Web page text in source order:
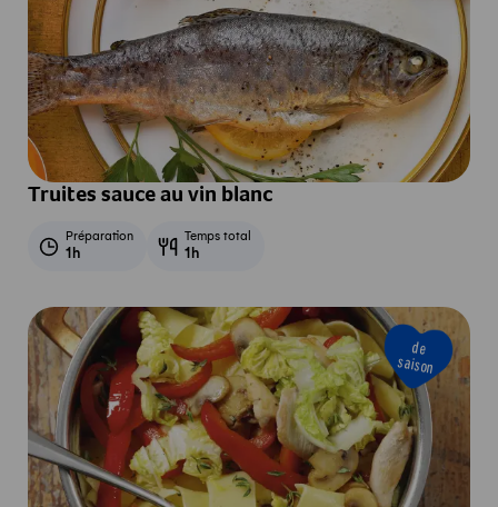
Truites sauce au vin blanc
Préparation
1h
Temps total
1h
de
saison